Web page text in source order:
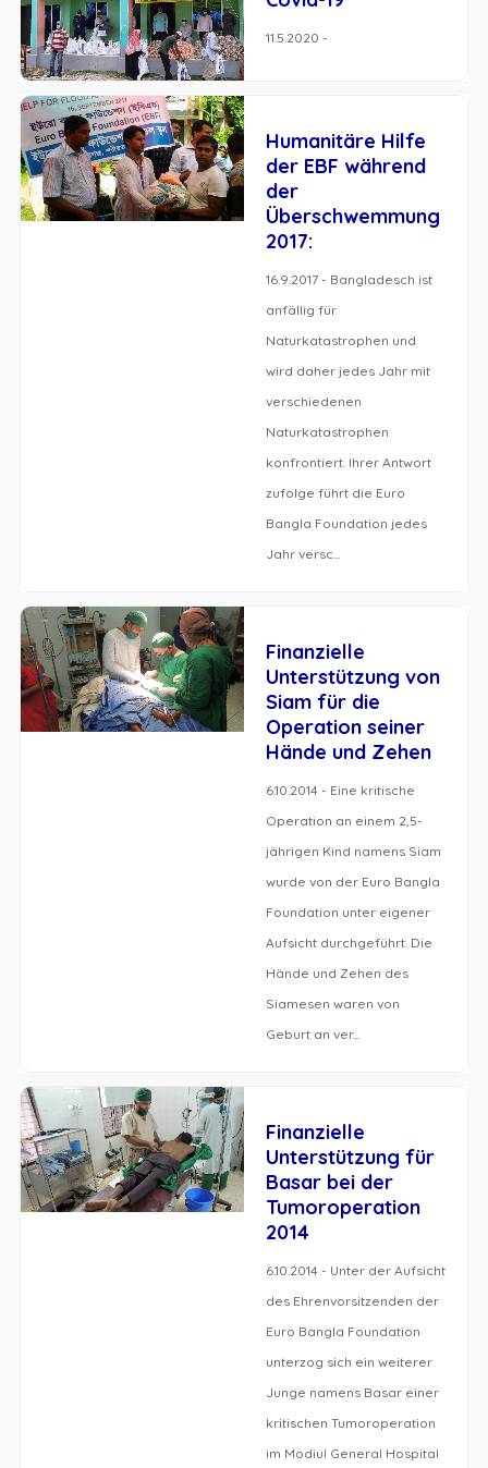
11.5.2020 -
Humanitäre Hilfe
der EBF während
der
Überschwemmung
2017:
16.9.2017 - Bangladesch ist
anfällig für
Naturkatastrophen und
wird daher jedes Jahr mit
verschiedenen
Naturkatastrophen
konfrontiert. Ihrer Antwort
zufolge führt die Euro
Bangla Foundation jedes
Jahr versc...
Finanzielle
Unterstützung von
Siam für die
Operation seiner
Hände und Zehen
6.10.2014 - Eine kritische
Operation an einem 2,5-
jährigen Kind namens Siam
wurde von der Euro Bangla
Foundation unter eigener
Aufsicht durchgeführt. Die
Hände und Zehen des
Siamesen waren von
Geburt an ver...
Finanzielle
Unterstützung für
Basar bei der
Tumoroperation
2014
6.10.2014 - Unter der Aufsicht
des Ehrenvorsitzenden der
Euro Bangla Foundation
unterzog sich ein weiterer
Junge namens Basar einer
kritischen Tumoroperation
im Modiul General Hospital